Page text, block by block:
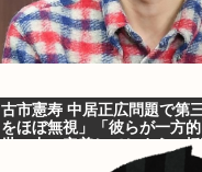
古市憲寿 中居正広問題で第
をほぼ無視」「彼らが一方
世の中に定着してしまう」橋